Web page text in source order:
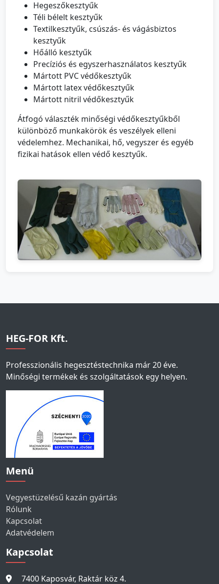
Hegeszőkesztyűk
Téli bélelt kesztyűk
Textilkesztyűk, csúszás- és vágásbiztos
kesztyűk
Hőálló kesztyűk
Precíziós és egyszerhasználatos kesztyűk
Mártott PVC védőkesztyűk
Mártott latex védőkesztyűk
Mártott nitril védőkesztyűk
Átfogó választék minőségi védőkesztyűkből
különböző munkakörök és veszélyek elleni
védelemhez. Mechanikai, hő, vegyszer és egyéb
fizikai hatások ellen védő kesztyűk.
HEG-FOR Kft.
Professzionális hegesztéstechnika már 20 éve.
Minőségi termékek és szolgáltatások egy helyen.
Menü
Vegyestüzelésű kazán gyártás
Rólunk
Kapcsolat
Adatvédelem
Kapcsolat
7400 Kaposvár, Raktár köz 4.